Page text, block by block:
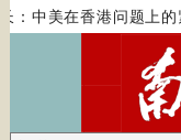
：中美在香港问题上的